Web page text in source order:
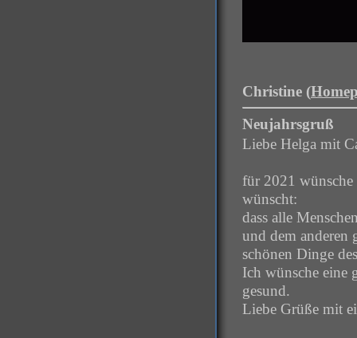
Christine (
Neujahrsgruß
Liebe Helga mit
für 2021
wünscht:
dass alle
und dem anderen
schönen Dinge
Ich wünsche eine
gesund.
Liebe Grüße mit